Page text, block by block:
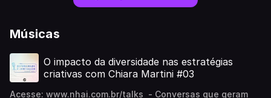
Músicas
O impacto da diversidade nas estratégias
criativas com Chiara Martini #03
Acesse: www.nhai.com.br/talks - Conversas que geram